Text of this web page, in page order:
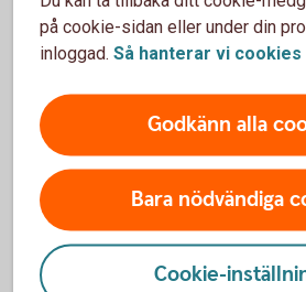
Mitt lösenord är låst. Hur
Vill du beställa ett
online?
Mobilt BankID
på cookie-sidan eller under din
inloggad. Så hanterar vi cookies
Godkänn alla
Bara nödvändiga
Cookie-